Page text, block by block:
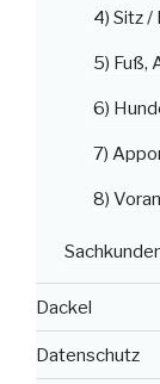
4) Sitz /
5) Fuß,
6)
7)
8) Voran
Dackel
Datenschutz